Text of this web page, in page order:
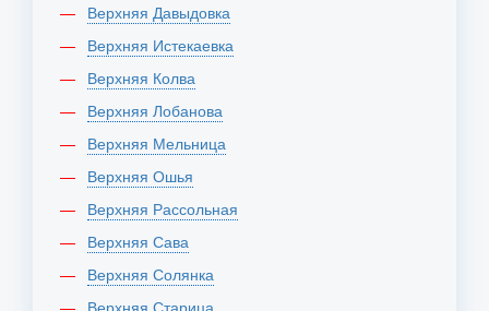
Верхняя Давыдовка
Верхняя Истекаевка
Верхняя Колва
Верхняя Лобанова
Верхняя Мельница
Верхняя Ошья
Верхняя Рассольная
Верхняя Сава
Верхняя Солянка
Верхняя Старица